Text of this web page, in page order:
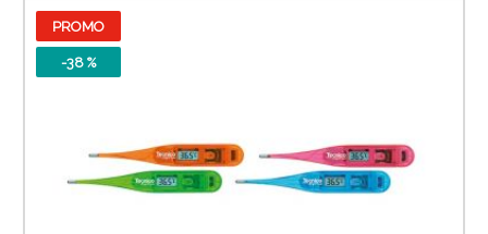
PROMO
-38 %